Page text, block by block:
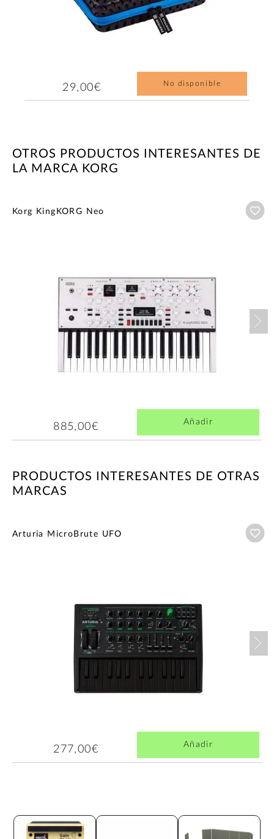
29,00€ No disponible
OTROS PRODUCTOS INTERESANTES DE
LA MARCA KORG
Korg KingKORG Neo
885,00€ Añadir
PRODUCTOS INTERESANTES DE OTRAS
MARCAS
Arturia MicroBrute UFO
277,00€ Añadir